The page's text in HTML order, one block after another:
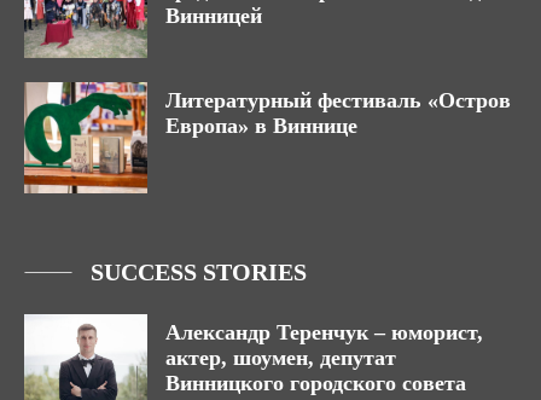
Винницей
Литературный фестиваль «Остров
Европа» в Виннице
SUCCESS STORIES
Александр Теренчук – юморист,
актер, шоумен, депутат
Винницкого городского совета